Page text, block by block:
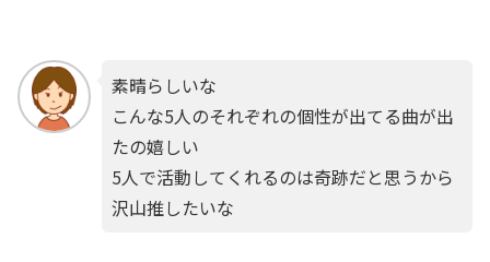
素晴らしいな
こんな5人のそれぞれの個性が出てる曲が出
たの嬉しい
5人で活動してくれるのは奇跡だと思うから
沢山推したいな